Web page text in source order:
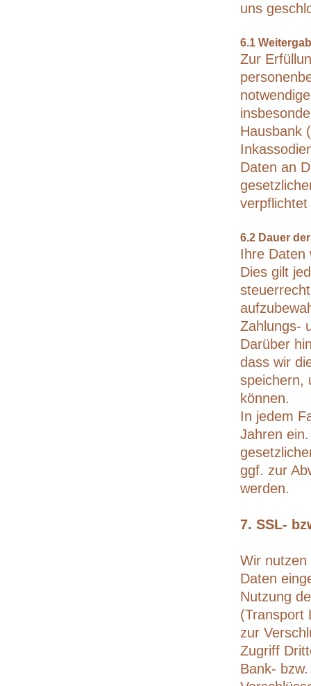
uns
6.1
Zur
Hausbank
Daten an
verpflichtet
6.2 Dauer
Ihre Daten
Dies gilt
Zahlungs-
Darüber
dass wir
speichern,
können.
In jedem
Jahren
ggf. zur
werden.
7. SSL-
Wir nutzen
Daten
Nutzung
(Transport
zur
Zugriff
Bank-